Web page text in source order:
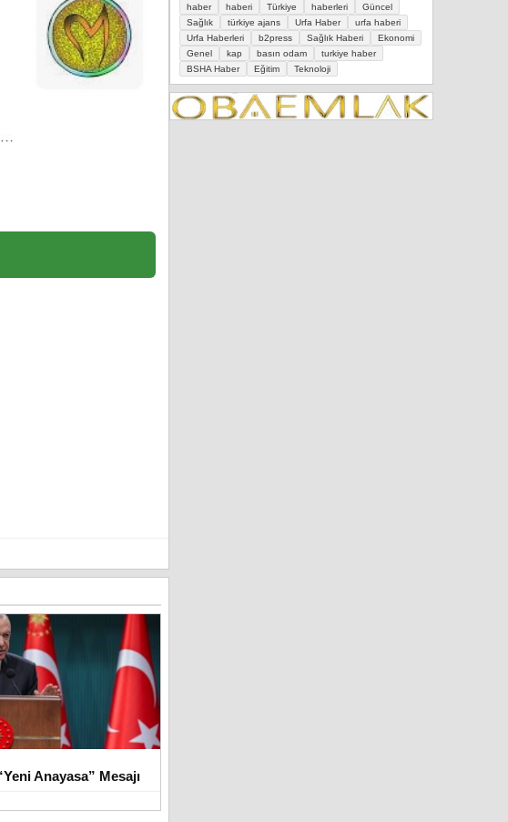
Anayasa” Mesajı
haber haberi Türkiye haberleri
Güncel
Sağlık
türkiye ajans Urfa Haber
urfa haberi
Urfa Haberleri
b2press Sağlık Haberi
Ekonomi
Genel
kap basın odam
turkiye haber
BSHA Haber
Eğitim Teknoloji